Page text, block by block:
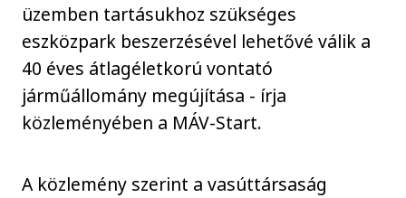
üzemben tartásukhoz szükséges
eszközpark beszerzésével lehetővé válik a
40 éves átlagéletkorú vontató
járműállomány megújítása - írja
közleményében a MÁV-Start.
A közlemény szerint a vasúttársaság